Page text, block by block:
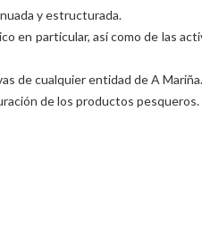
y estructurada.
en particular, así como de las
de cualquier entidad de A Mariña.
de los productos pesqueros.